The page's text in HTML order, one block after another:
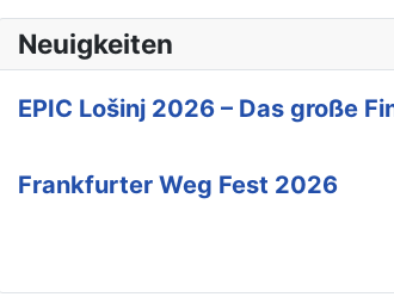
Neuigkeiten
EPIC Lošinj 2026 – Das große
Frankfurter Weg Fest 2026